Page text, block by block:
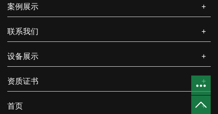
案例展示 +
联系我们 +
设备展示 +
资质证书 +
首页 +